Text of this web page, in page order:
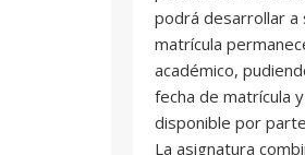
podrá desarrollar a
matrícula
académico,
fecha de matrícula
disponible por
La asignatura